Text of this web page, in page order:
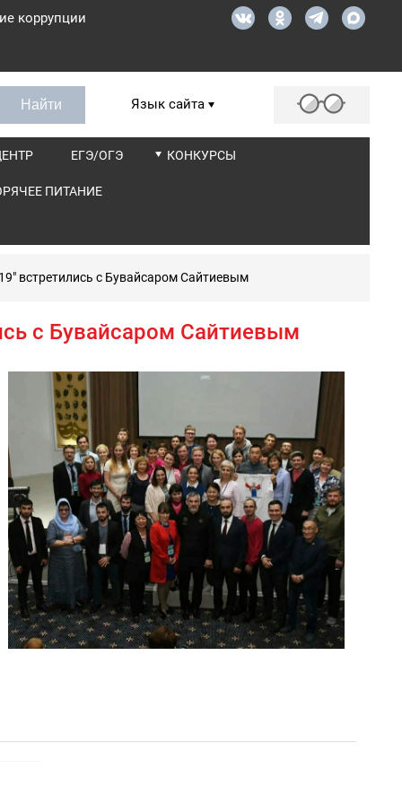
коррупции
Язык сайта
ЕГЭ/ОГЭ КОНКУРСЫ
ПИТАНИЕ
встретились с Бувайсаром Сайтиевым
с Бувайсаром Сайтиевым